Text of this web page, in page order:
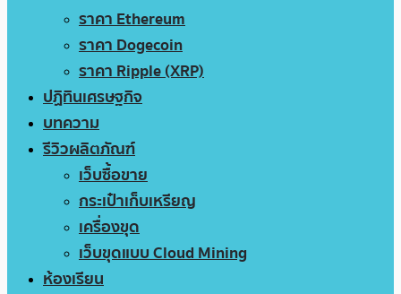
ราคา Ethereum
ราคา Dogecoin
ราคา Ripple (XRP)
ปฏิทินเศรษฐกิจ
บทความ
รีวิวผลิตภัณฑ์
เว็บซื้อขาย
กระเป๋าเก็บเหรียญ
เครื่องขุด
เว็บขุดแบบ Cloud Mining
ห้องเรียน